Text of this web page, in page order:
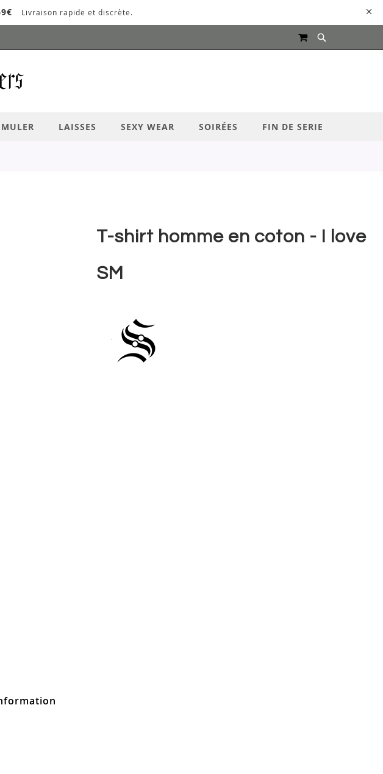
Livraison rapide et discrète.
TOUCHE "ENTRER" POUR LANCER LA RECHERCHE
MON PANIER
LAISSES SEXY WEAR SOIRÉES FIN DE SERIE
T-shirt homme en coton - I love
SM